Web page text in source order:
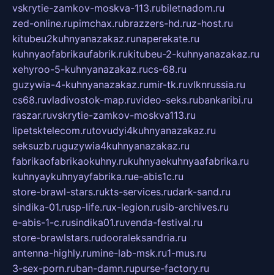
vskrytie-zamkov-moskva-113.rubiletnadom.ru
zed-online.rupimchax.rubrazzers-hd.ruz-host.ru
kitubeu2kuhnyanazakaz.runaperekate.ru
kuhnyaofabrikaufabrik.rukitubeu-2-kuhnyanazakaz.ru
xehyroo-5-kuhnyanazakaz.rucs-68.ru
guzywia-4-kuhnyanazakaz.rumir-tk.ruvlknrussia.ru
cs68.ruvladivostok-map.ruvideo-seks.rubankaribi.ru
raszar.ruvskrytie-zamkov-moskva113.ru
lipetsktelecom.rutovudyi4kuhnyanazakaz.ru
seksuzb.ruguzywia4kuhnyanazakaz.ru
fabrikaofabrikaokuhny.rukuhnyaekuhnyaafabrika.ru
kuhnyaykuhnyayfabrika.rue-abis1c.ru
store-brawl-stars.rukts-services.rudark-sand.ru
sindika-01.rusp-life.rux-legion.rusib-archives.ru
e-abis-1-c.rusindika01.ruvenda-festival.ru
store-brawlstars.rudooraleksandria.ru
antenna-highly.rumine-lab-msk.ru1-mus.ru
3-sex-porn.ruban-damn.rupurse-factory.ru